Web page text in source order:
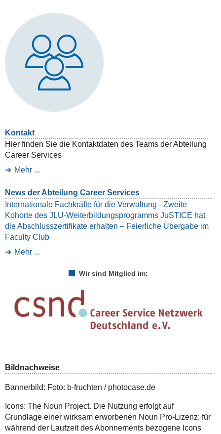
Kontakt
Hier finden Sie die Kontaktdaten des Teams der Abteilung
Career Services
Mehr ...
News der Abteilung Career Services
Internationale Fachkräfte für die Verwaltung - Zweite
Kohorte des JLU-Weiterbildungsprogramms JuSTICE hat
die Abschlusszertifikate erhalten – Feierliche Übergabe im
Faculty Club
Mehr ...
Wir sind Mitglied im:
Bildnachweise
Bannerbild: Foto: b-fruchten / photocase.de
Icons: The Noun Project. Die Nutzung erfolgt auf
Grundlage einer wirksam erworbenen Noun Pro-Lizenz; für
während der Laufzeit des Abonnements bezogene Icons